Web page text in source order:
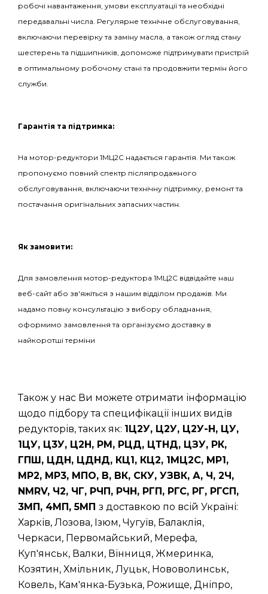
робочі навантаження, умови експлуатації та необхідні
передавальні числа. Регулярне технічне обслуговування,
включаючи перевірку та заміну масла, а також огляд стану
шестерень та підшипників, допоможе підтримувати пристрій
в оптимальному робочому стані та продовжити термін його
служби.
Гарантія та підтримка:
На мотор-редуктори 1МЦ2С надається гарантія. Ми також
пропонуємо повний спектр післяпродажного
обслуговування, включаючи технічну підтримку, ремонт та
постачання оригінальних запасних частин.
Як замовити:
Для замовлення мотор-редуктора 1МЦ2С відвідайте наш
веб-сайт або зв'яжіться з нашим відділом продажів. Ми
надамо повну консультацію з вибору обладнання,
оформимо замовлення та організуємо доставку в
найкоротші терміни
Також у нас Ви можете отримати інформацію
щодо підбору та специфікації інших видів
редукторів, таких як: 1Ц2У, Ц2У, Ц2У-Н, ЦУ,
1ЦУ, Ц3У, Ц2Н, РМ, РЦД, ЦТНД, ЦЗУ, РК,
ГПШ, ЦДН, ЦДНД, КЦ1, КЦ2, 1МЦ2С, МР1,
МР2, МР3, МПО, В, ВК, СКУ, УЗВК, А, Ч, 2Ч,
NMRV, Ч2, ЧГ, РЧП, РЧН, РГП, РГС, РГ, РГСП,
3МП, 4МП, 5МП з доставкою по всій Україні:
Харків, Лозова, Ізюм, Чугуїв, Балаклія,
Черкаси, Первомайський, Мерефа,
Куп'янськ, Валки, Вінниця, Жмеринка,
Козятин, Хмільник, Луцьк, Нововолинськ,
Ковель, Кам'янка-Бузька, Рожище, Дніпро,